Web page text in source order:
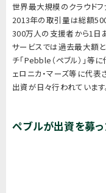
世界最大規模のクラウド
2013年の取引量は総額500
300万人の支援者から1日
サービスでは過去最大額
チ「Pebble（ペブル）」等
ェロニカ・マーズ等に代
出資が日々行われています
ペブルが出資を募